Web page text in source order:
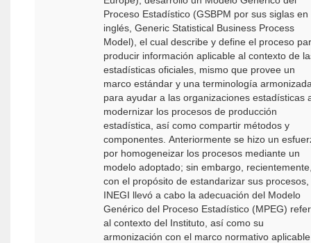
Proceso Estadístico (GSBPM por sus siglas en
inglés, Generic Statistical Business Process
Model), el cual describe y define el proceso
producir información aplicable al contexto de
estadísticas oficiales, mismo que provee un
marco estándar y una terminología
para ayudar a las organizaciones estadísticas
modernizar los procesos de producción
estadística, así como compartir métodos y
componentes. Anteriormente se hizo un
por homogeneizar los procesos mediante un
modelo adoptado; sin embargo,
con el propósito de estandarizar sus procesos,
INEGI llevó a cabo la adecuación del Modelo
Genérico del Proceso Estadístico (MPEG)
al contexto del Instituto, así como su
armonización con el marco normativo